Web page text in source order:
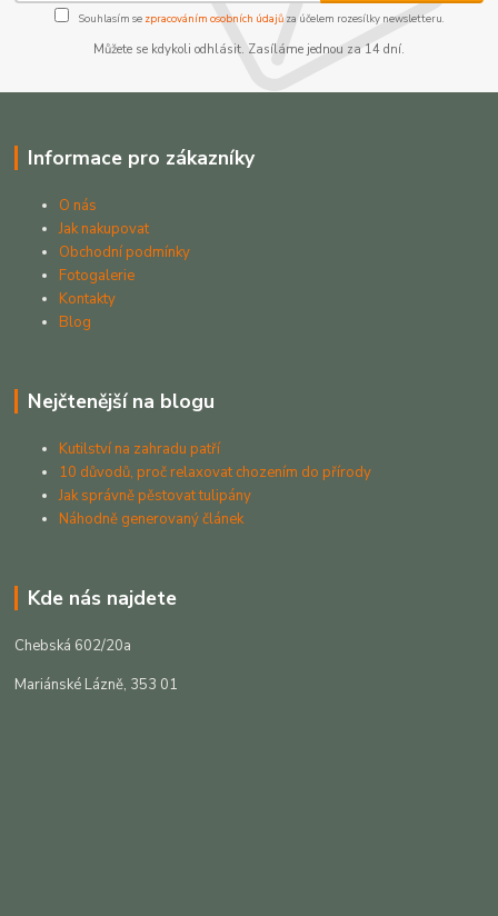
Souhlasím se zpracováním osobních údajůza účelem rozesílky newsletteru.
Můžete se kdykoli odhlásit. Zasíláme jednou za 14 dní.
Informace pro zákazníky
O nás
Jak nakupovat
Obchodní podmínky
Fotogalerie
Kontakty
Blog
Nejčtenější na blogu
Kutilství na zahradu patří
10 důvodů, proč relaxovat chozením do přírody
Jak správně pěstovat tulipány
Náhodně generovaný článek
Kde nás najdete
Chebská 602/20a
Mariánské Lázně, 353 01